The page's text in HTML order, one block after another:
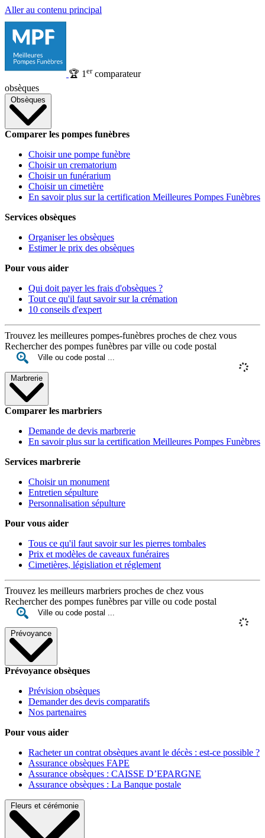
Aller au contenu principal
🏆 1 ercomparateur
obsèques
Obsèques
Comparer les pompes funèbres
Choisir une pompe funèbre
Choisir un crematorium
Choisir un funérarium
Choisir un cimetière
En savoir plus sur la certification Meilleures Pompes Funèbres
Services obsèques
Organiser les obsèques
Estimer le prix des obsèques
Pour vous aider
Qui doit payer les frais d'obsèques ?
Tout ce qu'il faut savoir sur la crémation
10 conseils d'expert
Trouvez les meilleures pompes-funèbres proches de chez vous
Rechercher des pompes funèbres par ville ou code postal
Marbrerie
Comparer les marbriers
Demande de devis marbrerie
En savoir plus sur la certification Meilleures Pompes Funèbres
Services marbrerie
Choisir un monument
Entretien sépulture
Personnalisation sépulture
Pour vous aider
Tous ce qu'il faut savoir sur les pierres tombales
Prix et modèles de caveaux funéraires
Cimetières, législiation et réglement
Trouvez les meilleurs marbriers proches de chez vous
Rechercher des pompes funèbres par ville ou code postal
Prévoyance
Prévoyance obsèques
Prévision obsèques
Demander des devis comparatifs
Nos partenaires
Pour vous aider
Racheter un contrat obsèques avant le décès : est-ce possible ?
Assurance obsèques FAPE
Assurance obsèques : CAISSE D’EPARGNE
Assurance obsèques : La Banque postale
Fleurs et cérémonie